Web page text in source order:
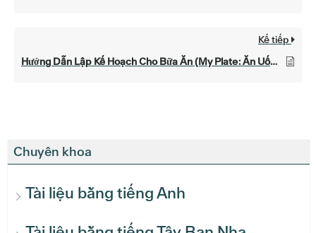
Chuyên khoa
Tài liệu bằng tiếng Anh
Kế tiếp
Hướng Dẫn Lập Kế Hoạch Cho Bữa Ăn (My Plate: Ăn Uống Lành Mạnh Cho Bệnh Thận Mạn Tính)